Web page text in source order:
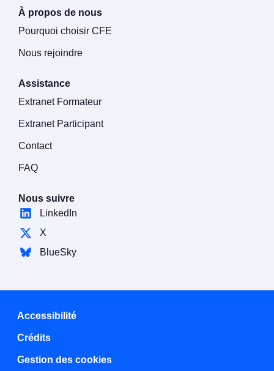
À propos de nous
Pourquoi choisir CFE
Nous rejoindre
Assistance
Extranet Formateur
Extranet Participant
Contact
FAQ
Nous suivre
LinkedIn
X
BlueSky
Accessibilité
Crédits
Gestion des cookies